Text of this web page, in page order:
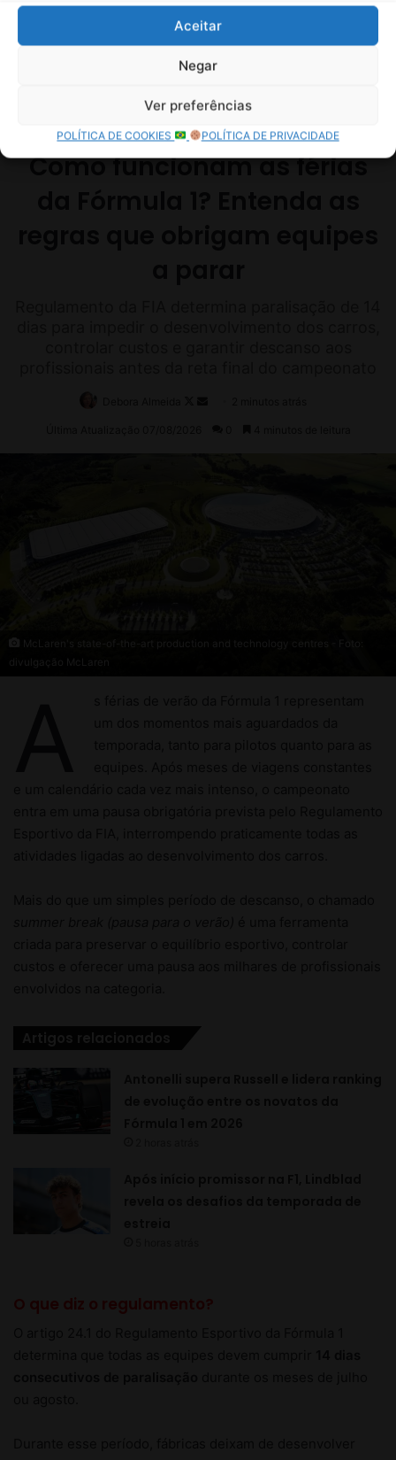
Aceitar
Negar
Ver preferências
POLÍTICA DE COOKIES POLÍTICA DE PRIVACIDADE